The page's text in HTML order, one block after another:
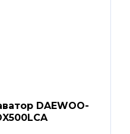
DAEWOO-